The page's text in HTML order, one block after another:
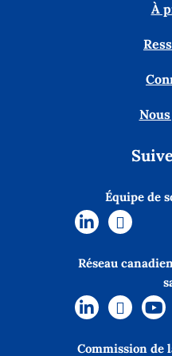
À
Équipe de
Réseau
Commission de